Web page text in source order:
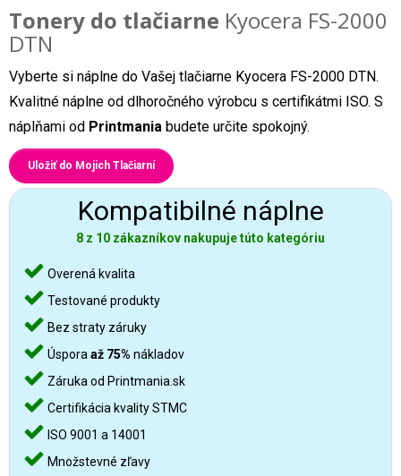
Tonery do tlačiarne Kyocera FS-2000
DTN
Vyberte si náplne do Vašej tlačiarne Kyocera FS-2000 DTN.
Kvalitné náplne od dlhoročného výrobcu s certifikátmi ISO. S
náplňami od Printmania budete určite spokojný.
Uložiť do Mojich Tlačiarní
Kompatibilné náplne
8 z 10 zákazníkov nakupuje túto kategóriu
Overená kvalita
Testované produkty
Bez straty záruky
Úspora až 75% nákladov
Záruka od Printmania.sk
Certifikácia kvality STMC
ISO 9001 a 14001
Množstevné zľavy